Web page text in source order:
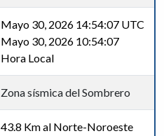
Mayo 30, 2026 14:54:07 UTC
Mayo 30, 2026 10:54:07
Hora Local
Zona sísmica del Sombrero
43.8 Km al Norte-Noroeste